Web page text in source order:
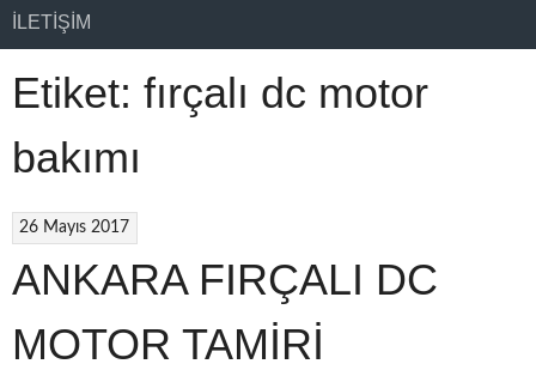
İLETIŞIM
Etiket: fırçalı dc motor
bakımı
26 Mayıs 2017
ANKARA FIRÇALI DC
MOTOR TAMİRİ